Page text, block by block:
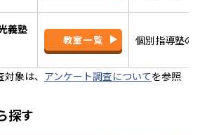
義塾
教室一覧 個別指導塾の
象は、 アンケート調査についてを参照
探す